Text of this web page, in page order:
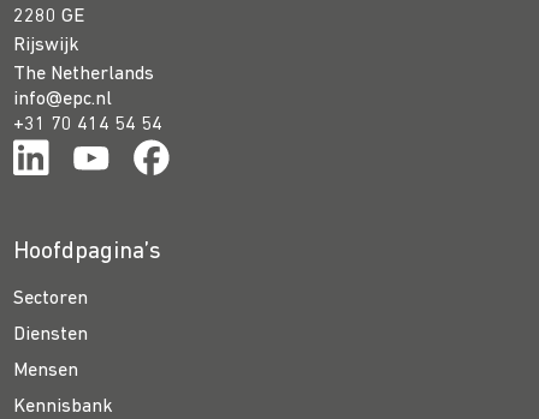
2280 GE
Rijswijk
The Netherlands
info@epc.nl
+31 70 414 54 54
Hoofdpagina’s
Sectoren
Diensten
Mensen
Kennisbank